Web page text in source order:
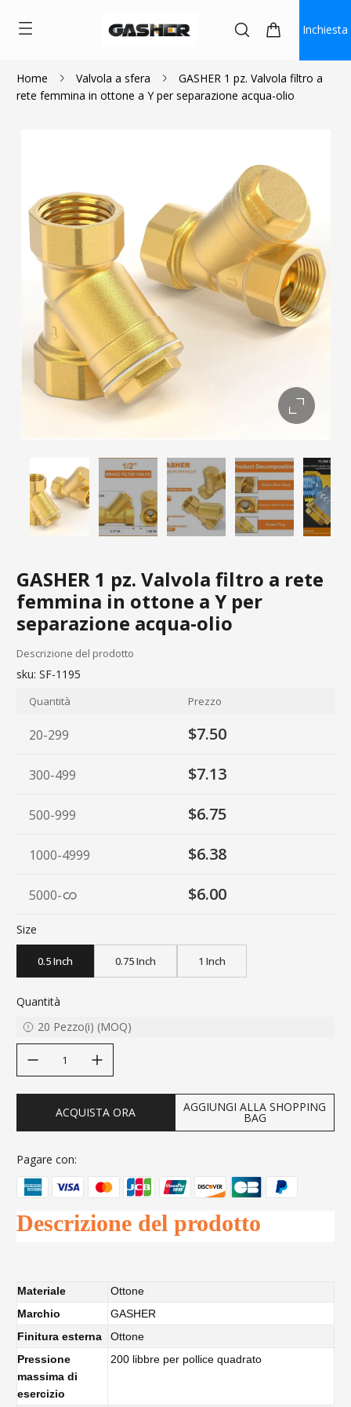
Inchiesta
Home Valvola a sfera
GASHER 1 pz. Valvola filtro a
rete femmina in ottone a Y per separazione acqua-olio
GASHER 1 pz. Valvola filtro a rete
femmina in ottone a Y per
separazione acqua-olio
$9.99 $7.50
Descrizione del prodotto
sku: SF-1195
Quantità Prezzo
20-299 $7.50
300-499 $7.13
500-999 $6.75
1000-4999 $6.38
5000- $6.00
Size
0.5 Inch 0.75 Inch 1 Inch
Quantità
20 Pezzo(i) (MOQ)
ACQUISTA ORA AGGIUNGI ALLA SHOPPING
BAG
Pagare con:
Descrizione del prodotto
Materiale
Ottone
Marchio
GASHER
Finitura esterna
Ottone
Pressione
massima di
esercizio
200 libbre per pollice quadrato